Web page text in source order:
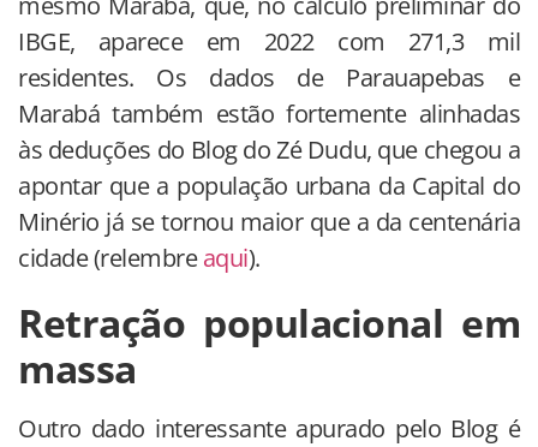
IBGE, aparece em 2022 com 271,3 mil
residentes. Os dados de Parauapebas e
Marabá também estão fortemente alinhadas
às deduções do Blog do Zé Dudu, que chegou a
apontar que a população urbana da Capital do
Minério já se tornou maior que a da centenária
cidade (relembreaqui).
Retração populacional em
massa
Outro dado interessante apurado pelo Blog é